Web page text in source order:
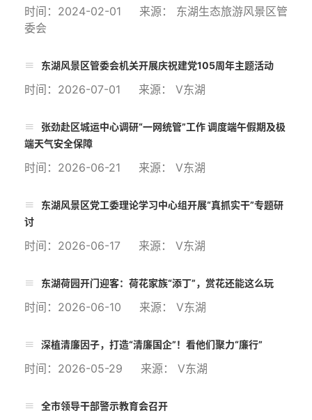
时间：2024-02-01 来源： 东湖生态旅游风景区管
委会
东湖风景区管委会机关开展庆祝建党105周年主题活动
时间：2026-07-01 来源： V东湖
张劲赴区城运中心调研“一网统管”工作 调度端午假期及极
端天气安全保障
时间：2026-06-21 来源： V东湖
东湖风景区党工委理论学习中心组开展“真抓实干”专题研
讨
时间：2026-06-17 来源： V东湖
东湖荷园开门迎客：荷花家族“添丁”，赏花还能这么玩
时间：2026-06-10 来源： V东湖
深植清廉因子，打造“清廉国企”！看他们聚力“廉行”
时间：2026-05-29 来源： V东湖
全市领导干部警示教育会召开